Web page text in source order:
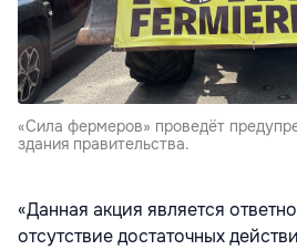
«Сила фермеров» проведёт
здания правительства.
«Данная акция является
отсутствие достаточных